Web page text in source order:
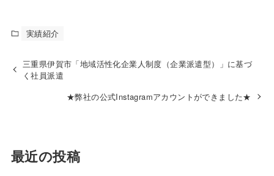
実績紹介
三重県伊賀市「地域活性化企業人制度（企業派遣型）」に基づ
く社員派遣
★弊社の公式Instagramアカウントができました★
最近の投稿